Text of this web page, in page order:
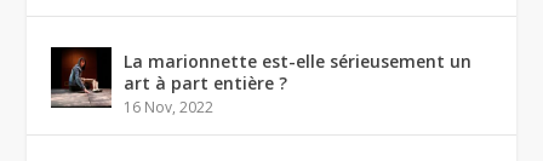
La marionnette est-elle sérieusement un
art à part entière ?
16 Nov, 2022